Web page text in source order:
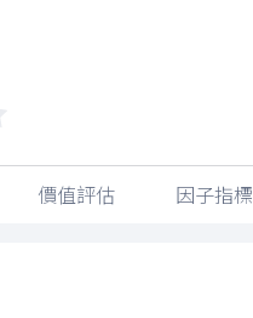
價值評估 因子指標